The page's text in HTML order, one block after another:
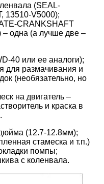
(SEAL-
13510-V5000);
CRANKSHAFT
– одна (а лучше две –
40 или ее аналоги);
для размачивания и
(необязательно, но
на двигатель –
и краска в
(12.7-12.8мм);
стамеска и т.п.)
помпы;
с коленвала.